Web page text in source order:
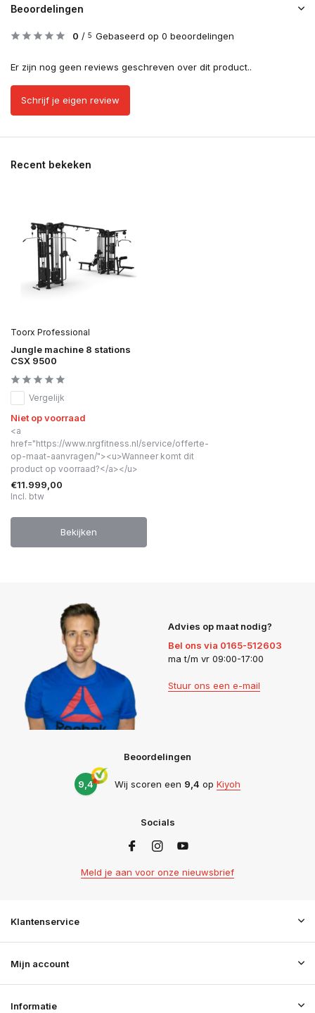
Beoordelingen
0 / 5 Gebaseerd op 0 beoordelingen
Er zijn nog geen reviews geschreven over dit product..
Schrijf je eigen review
Recent bekeken
Toorx Professional
Jungle machine 8 stations
CSX 9500
Vergelijk
Niet op voorraad
<a
href="https://www.nrgfitness.nl/service/offerte-
op-maat-aanvragen/"><u>Wanneer komt dit
product op voorraad?</a></u>
€11.999,00
Incl. btw
Bekijken
Advies op maat nodig?
Bel ons via 0165-512603
ma t/m vr 09:00-17:00
Stuur ons een e-mail
Beoordelingen
9,4 Wij scoren een 9,4 op Kiyoh
Socials
Meld je aan voor onze nieuwsbrief
Klantenservice
Mijn account
Informatie